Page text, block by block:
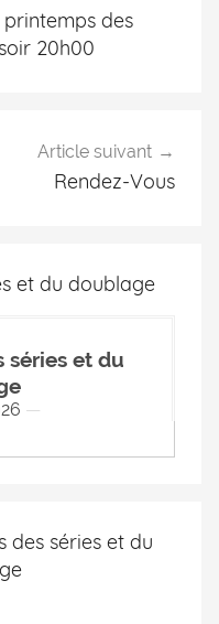
des
20h00
Article suivant
Rendez-Vous
et du doublage
séries et du
des séries et du